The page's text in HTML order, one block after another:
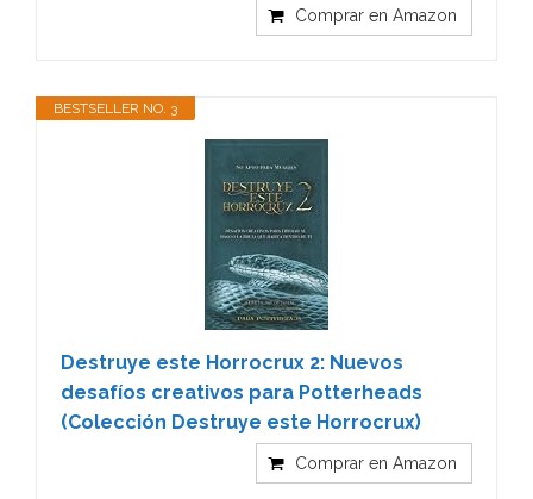
Comprar en Amazon
BESTSELLER NO. 3
Destruye este Horrocrux 2: Nuevos
desafíos creativos para Potterheads
(Colección Destruye este Horrocrux)
Comprar en Amazon